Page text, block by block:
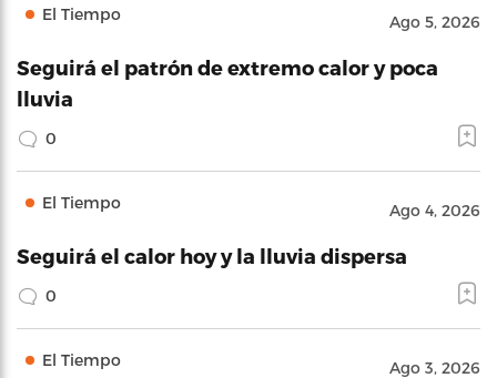
El Tiempo Ago 5, 2026
Seguirá el patrón de extremo calor y poca
lluvia
0
El Tiempo Ago 4, 2026
Seguirá el calor hoy y la lluvia dispersa
0
El Tiempo Ago 3, 2026